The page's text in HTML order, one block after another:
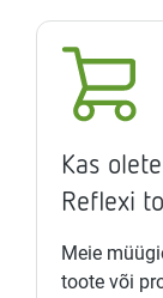
Kas
Reflexi
Meie
toote või